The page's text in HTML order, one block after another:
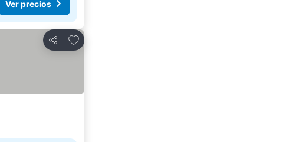
Ver precios
Compartir
Agregar a favoritos